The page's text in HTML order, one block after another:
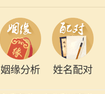
姻缘分析 姓名配对